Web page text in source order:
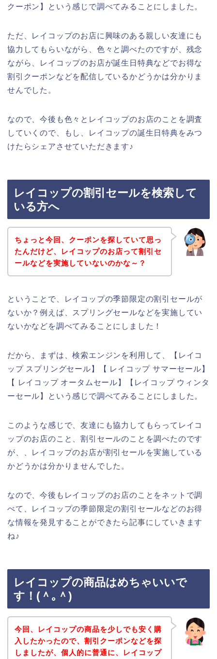
クーポン】という感じで調べてみることにしました。
ただ、レイコップのお店に興味のある親しい友達にも
協力してもらいながら、色々と調べたのですが、残念
ながら、レイコップのお店が誕生日特典などでお得な
割引クーポンなどを配信しているかどうかは分かりま
せんでした。
なので、今後も色々とレイコップのお店のことを調査
していくので、もし、レイコップの誕生日特典をみつ
けたらシェアさせていただきます♪
レイコップの割引セールを検索して
いる方へ
ちょっと今回、クーポンを探していて思っ
たんだけど、レイコップのお店って割引セ
ールなどを実施していないのかな～？
ということで、レイコップの季節限定の割引セールが
ないか？例えば、スプリングセールなどを実施してい
ないかなどを調べてみることにしました！
だから、まずは、検索エンジンを利用して、【レイコ
ップ スプリングセール】【 レイコップ サマーセール】
【 レイコップ オータムセール】【レイコップ ウィンタ
ーセール】という感じで調べてみることにしました。
このような感じで、友達にも協力してもらってレイコ
ップのお店のこと、割引セールのことを調べたのです
が、、レイコップのお店が割引セールを実施している
かどうかは分かりませんでした。
なので、今後もレイコップのお店のことをネットで調
べて、レイコップの季節限定の割引セールなどのお得
な情報を発見することができたら記事にしていきます
ね♪
レイコップの商品はめちゃいいで
す！(＾｡＾)
今回、レイコップの商品を少しでも安く購
入したかったので、割引クーポンなどを探
しましたが、個人的に普通に、レイコップ